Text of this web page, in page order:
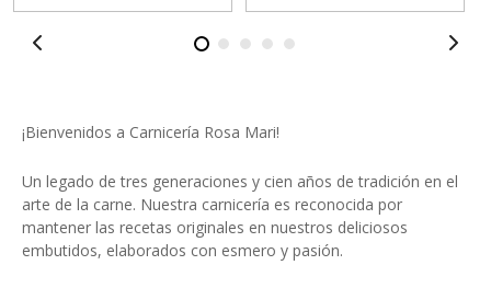
¡Bienvenidos a Carnicería Rosa Mari!
Un legado detres generaciones y cien años de tradición en el
arte de la carne. Nuestra carnicería es reconocida por
mantener las recetas originales en nuestros deliciosos
embutidos, elaborados con esmero y pasión.